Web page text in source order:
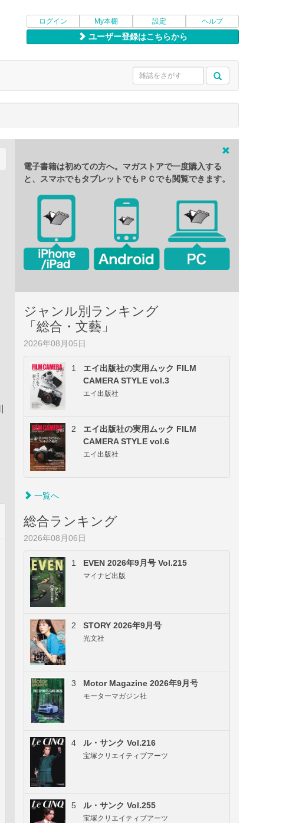
ログイン My本棚 設定 ヘルプ
ユーザー登録はこちらから
電子書籍は初めての方へ。マガストアで一度購入する
と、スマホでもタブレットでもＰＣでも閲覧できます。
ジャンル別ランキング
「総合・文藝」
2026年08月05日
1
エイ出版社の実用ムック FILM
CAMERA STYLE vol.3
エイ出版社
2
エイ出版社の実用ムック FILM
CAMERA STYLE vol.6
エイ出版社
一覧へ
総合ランキング
2026年08月06日
1 EVEN 2026年9月号 Vol.215
マイナビ出版
2 STORY 2026年9月号
光文社
3 Motor Magazine 2026年9月号
モーターマガジン社
4 ル・サンク Vol.216
宝塚クリエイティブアーツ
5 ル・サンク Vol.255
宝塚クリエイティブアーツ